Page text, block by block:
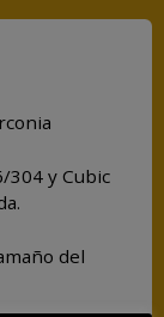
304 y Cubic
del